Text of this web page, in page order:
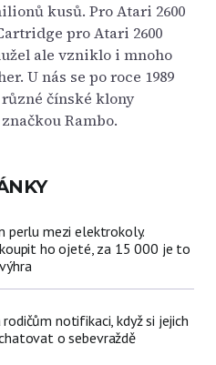
kusů. Pro Atari 2600
pro Atari 2600
ale vzniklo i mnoho
U nás se po roce 1989
čínské klony
Rambo.
perlu mezi elektrokoly.
ho ojeté, za 15 000 je to
notifikaci, když si jejich
o sebevraždě